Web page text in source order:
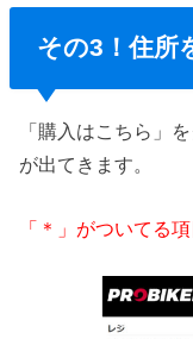
その3！住所
「購入はこちら」
が出てきます。
「＊」がついてる